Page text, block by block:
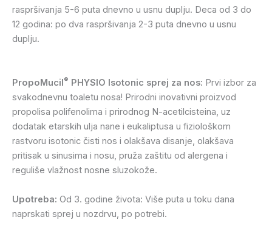
raspršivanja 5-6 puta dnevno u usnu duplju. Deca od 3 do
12 godina: po dva raspršivanja 2-3 puta dnevno u usnu
duplju.
PropoMucil® PHYSIO Isotonic sprej za nos: Prvi izbor za
svakodnevnu toaletu nosa! Prirodni inovativni proizvod
propolisa polifenolima i prirodnog N-acetilcisteina, uz
dodatak etarskih ulja nane i eukaliptusa u fiziološkom
rastvoru isotonic čisti nos i olakšava disanje, olakšava
pritisak u sinusima i nosu, pruža zaštitu od alergena i
reguliše vlažnost nosne sluzokože.
Upotreba: Od 3. godine života: Više puta u toku dana
naprskati sprej u nozdrvu, po potrebi.